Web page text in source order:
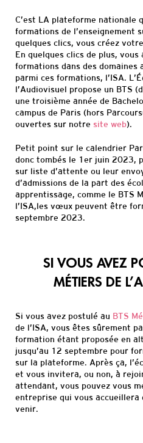
C’est LA plateforme nationale
formations de l’enseignement
quelques clics, vous créez
En quelques clics de plus,
formations dans des domaines
parmi ces formations, l’ISA.
l’Audiovisuel propose un BTS
une troisième année de
campus de Paris (hors
ouvertes sur notre site web).
Petit point sur le calendrier
donc tombés le 1er juin 2023,
sur liste d’attente ou leur
d’admissions de la part des
apprentissage, comme le BTS
l’ISA,les vœux peuvent être
septembre 2023.
SI VOUS AVEZ
MÉTIERS DE
Si vous avez postulé au BTS M
de l’ISA, vous êtes sûrement
formation étant proposée en
jusqu’au 12 septembre pour
sur la plateforme. Après ça,
et vous invitera, ou non, à
attendant, vous pouvez vous
entreprise qui vous accueillera
venir.